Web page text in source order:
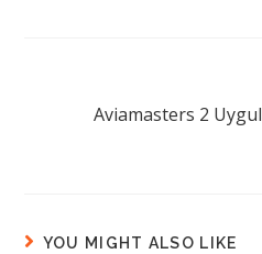
Aviamasters 2
YOU MIGHT ALSO LIKE